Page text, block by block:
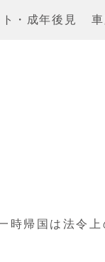
・成年後見
帰国は法令